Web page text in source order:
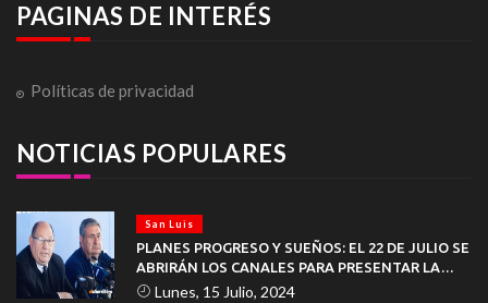
PAGINAS DE INTERÉS
Políticas de privacidad
NOTICIAS POPULARES
San Luis
PLANES PROGRESO Y SUEÑOS: EL 22 DE JULIO SE
ABRIRÁN LOS CANALES PARA PRESENTAR LA
DOCUMENTACIÓN
Lunes, 15 Julio, 2024